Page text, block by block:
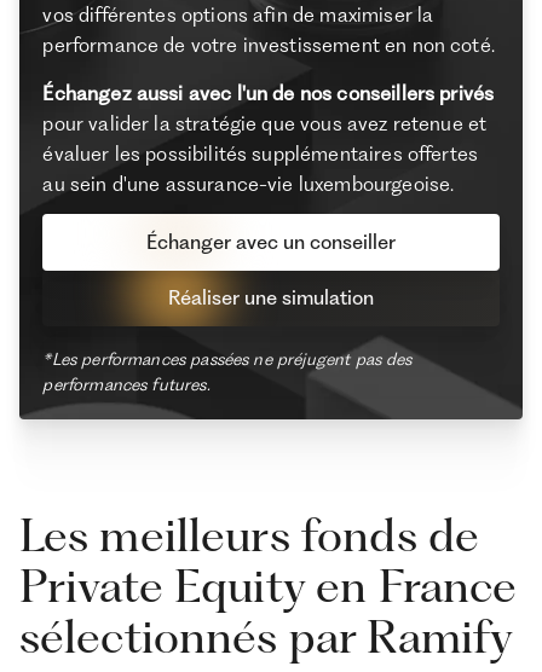
vos différentes options afin de maximiser la
performance de votre investissement en non coté.
Échangez aussi avec l'un de nos conseillers privés
pour valider la stratégie que vous avez retenue et
évaluer les possibilités supplémentaires offertes
au sein d'une assurance-vie luxembourgeoise.
Réaliser une simulation
Échanger avec un conseiller
*Les performances passées ne préjugent pas des
performances futures.
Les meilleurs fonds de
Private Equity en France
sélectionnés par Ramify